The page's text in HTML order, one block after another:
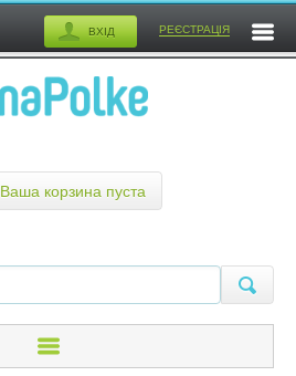
ВХІД РЕЄСТРАЦІЯ
Ваша корзина пуста